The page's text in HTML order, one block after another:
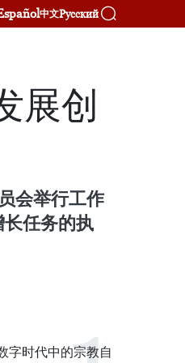
中文Русский
展创
会举行工作
任务的执
字时代中的宗教自